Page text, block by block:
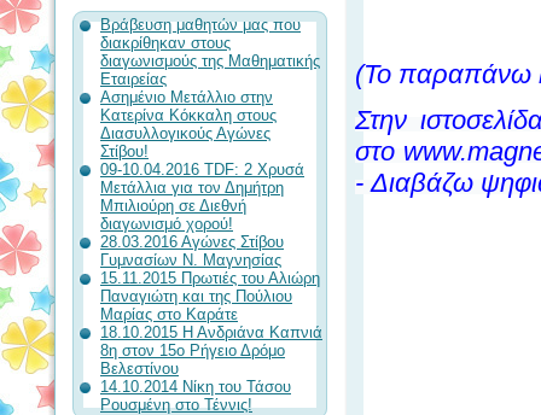
Βράβευση μαθητών μας που
διακρίθηκαν στους
διαγωνισμούς της Μαθηματικής
Εταιρείας
Ασημένιο Μετάλλιο στην
Κατερίνα Κόκκαλη στους
Διασυλλογικούς Αγώνες
Στίβου!
09-10.04.2016 TDF: 2 Χρυσά
Μετάλλια για τον Δημήτρη
Μπιλιούρη σε Διεθνή
διαγωνισμό χορού!
28.03.2016 Αγώνες Στίβου
Γυμνασίων Ν. Μαγνησίας
15.11.2015 Πρωτιές του Αλιώρη
Παναγιώτη και της Πούλιου
Μαρίας στο Καράτε
18.10.2015 Η Ανδριάνα Καπνιά
8η στον 15ο Ρήγειο Δρόμο
Βελεστίνου
14.10.2014 Νίκη του Τάσου
Ρουσμένη στο Τέννις!
(Το παραπάνω
Στην
στο
- Διαβάζω